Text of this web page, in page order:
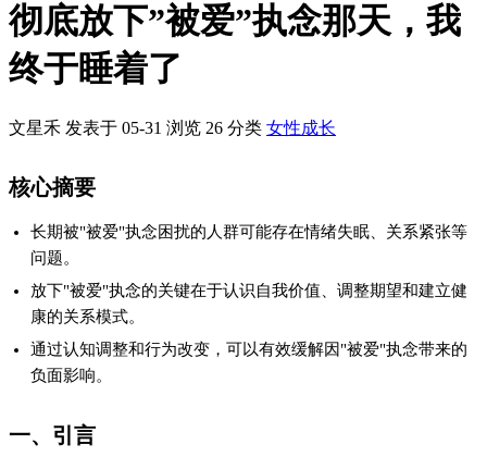
彻底放下”被爱”执念那天，我
终于睡着了
文星禾 发表于 05-31 浏览 26 分类 女性成长
核心摘要
长期被"被爱"执念困扰的人群可能存在情绪失眠、关系紧张等
问题。
放下"被爱"执念的关键在于认识自我价值、调整期望和建立健
康的关系模式。
通过认知调整和行为改变，可以有效缓解因"被爱"执念带来的
负面影响。
一、引言